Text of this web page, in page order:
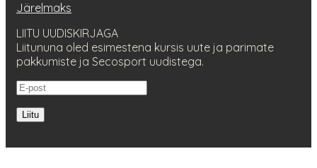
Järelmaks
LIITU UUDISKIRJAGA
Liitununa oled esimestena kursis uute ja parimate
pakkumiste ja Secosport uudistega.
Liitu